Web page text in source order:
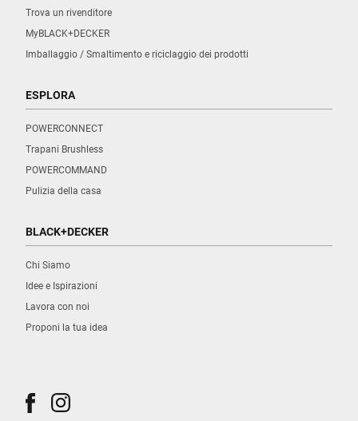
Trova un rivenditore
MyBLACK+DECKER
Imballaggio / Smaltimento e riciclaggio dei prodotti
ESPLORA
POWERCONNECT
Trapani Brushless
POWERCOMMAND
Pulizia della casa
BLACK+DECKER
Chi Siamo
Idee e Ispirazioni
Lavora con noi
Proponi la tua idea